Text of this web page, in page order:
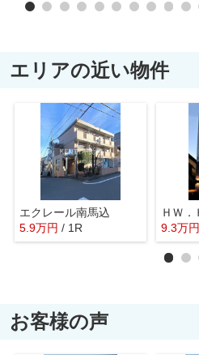
エリアの近い物件
エクレール南馬込
5.9万円 / 1R
9.3万円
お客様の声